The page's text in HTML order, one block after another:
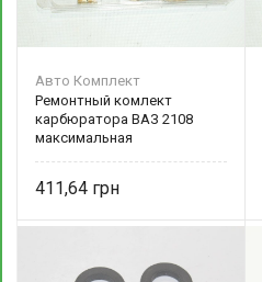
Авто Комплект
Ремонтный комлект
карбюратора ВАЗ 2108
максимальная
411,64